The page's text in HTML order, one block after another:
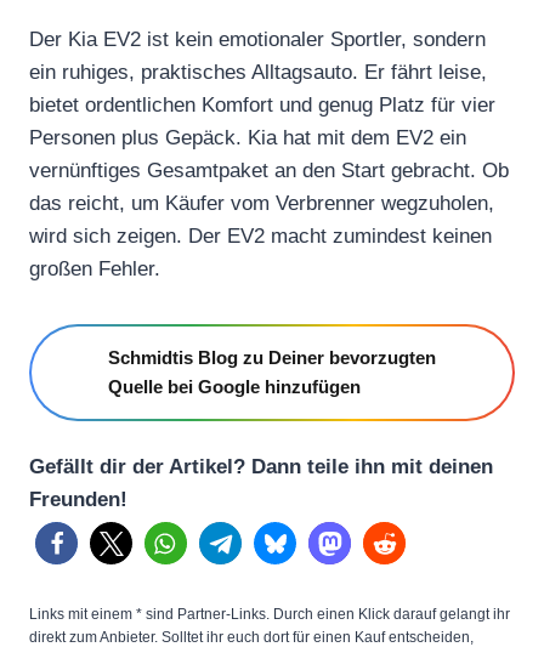
Der Kia EV2 ist kein emotionaler Sportler, sondern
ein ruhiges, praktisches Alltagsauto. Er fährt leise,
bietet ordentlichen Komfort und genug Platz für vier
Personen plus Gepäck. Kia hat mit dem EV2 ein
vernünftiges Gesamtpaket an den Start gebracht. Ob
das reicht, um Käufer vom Verbrenner wegzuholen,
wird sich zeigen. Der EV2 macht zumindest keinen
großen Fehler.
Schmidtis Blog zu Deiner bevorzugten
Quelle bei Google hinzufügen
Gefällt dir der Artikel? Dann teile ihn mit deinen
Freunden!
Links mit einem * sind Partner-Links. Durch einen Klick darauf gelangt ihr
direkt zum Anbieter. Solltet ihr euch dort für einen Kauf entscheiden,